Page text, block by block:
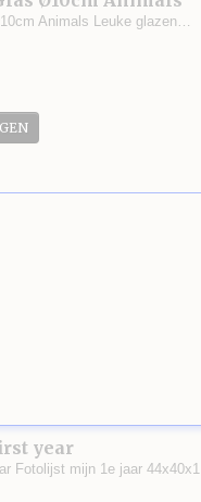
Animals Leuke glazen…
year
Fotolijst mijn 1e jaar